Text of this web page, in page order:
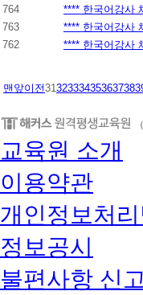
764
**** 한국어강사
763
**** 한국어강사
762
**** 한국어강사
맨앞이전3132333435363738
교육원 소개
이용약관
개인정보처
정보공시
불편사항 신고